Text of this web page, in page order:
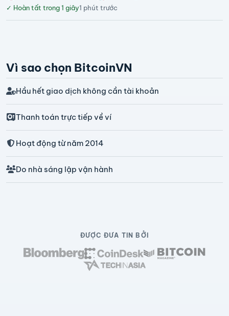
✓ Hoàn tất trong 1 giây1 phút trước
Vì sao chọn BitcoinVN
Hầu hết giao dịch không cần tài khoản
Thanh toán trực tiếp về ví
Hoạt động từ năm 2014
Do nhà sáng lập vận hành
ĐƯỢC ĐƯA TIN BỞI